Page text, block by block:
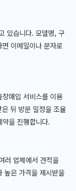
있습니다. 모델명, 구
이메일이나 문자로
매입 서비스를 이용
뒤 방문 일정을 조율
을 진행합니다.
러 업체에서 견적을
높은 가격을 제시받을